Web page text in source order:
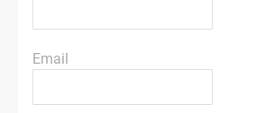
Email